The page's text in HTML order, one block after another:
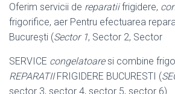
Oferim servicii de reparatiifrigidere,
frigorifice, aer Pentru efectuarea
București (Sector 1, Sector 2, Sector
SERVICE congelatoaresi combine
REPARATIIFRIGIDERE BUCURESTI (
sector 3, sector 4, sector 5, sector 6)